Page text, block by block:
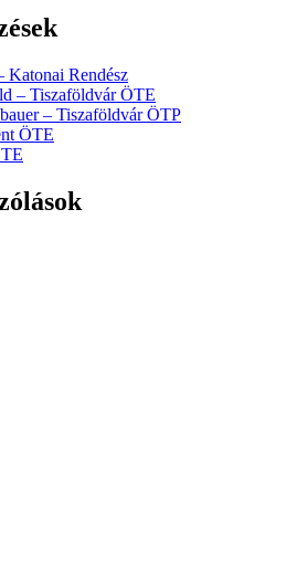
Katonai Rendész
– Tiszaföldvár ÖTE
– Tiszaföldvár ÖTP
ÖTE